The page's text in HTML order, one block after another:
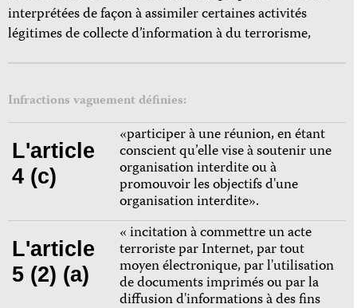
interprétées de façon à assimiler certaines activités
légitimes de collecte d’information à du terrorisme,
Infractions vaguement définies:
L'article
4 (c)
«participer à une réunion, en étant
conscient qu’elle vise à soutenir une
organisation interdite ou à
promouvoir les objectifs d'une
organisation interdite».
L'article
5 (2) (a)
« incitation à commettre un acte
terroriste par Internet, par tout
moyen électronique, par l'utilisation
de documents imprimés ou par la
diffusion d'informations à des fins